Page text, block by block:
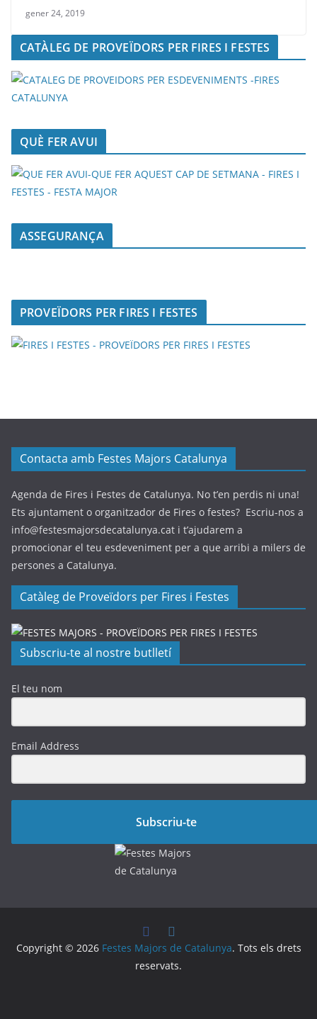
gener 24, 2019
CATÀLEG DE PROVEÏDORS PER FIRES I FESTES
QUÈ FER AVUI
ASSEGURANÇA
PROVEÏDORS PER FIRES I FESTES
Contacta amb Festes Majors Catalunya
Agenda de Fires i Festes de Catalunya. No t’en perdis ni una!
Ets ajuntament o organitzador de Fires o festes? Escriu-nos a
info@festesmajorsdecatalunya.cat i t’ajudarem a
promocionar el teu esdeveniment per a que arribi a milers de
persones a Catalunya.
Catàleg de Proveïdors per Fires i Festes
Subscriu-te al nostre butlletí
El teu nom
Email Address
Subscriu-te
Copyright © 2026 Festes Majors de Catalunya. Tots els drets
reservats.